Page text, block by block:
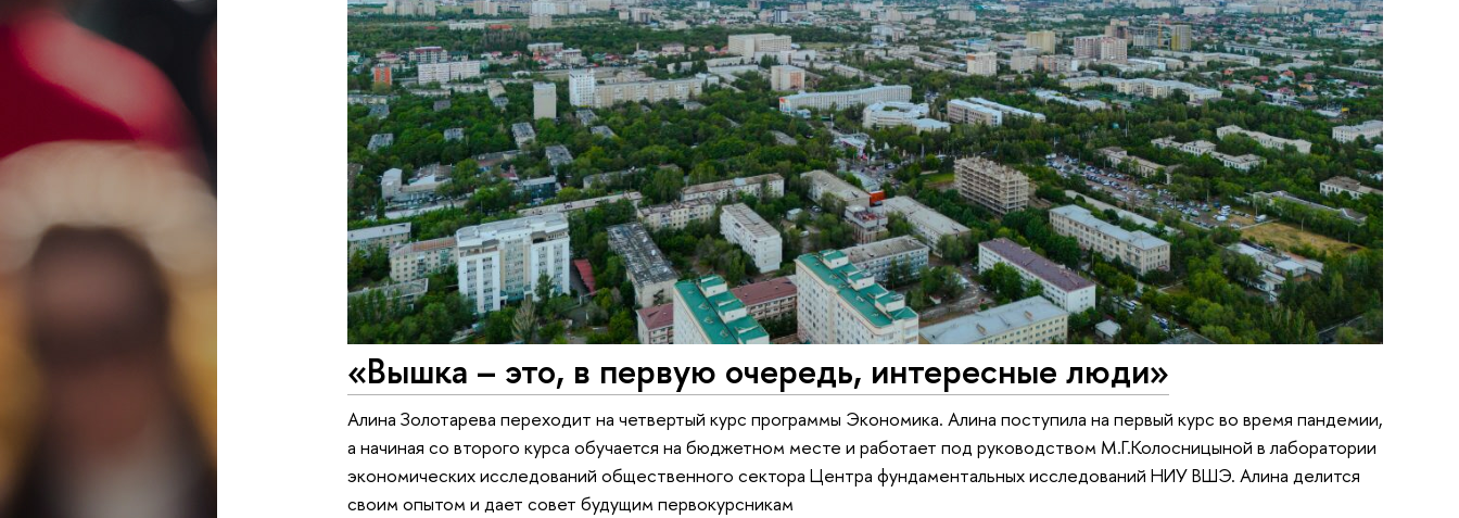
«Вышка – это, в первую очередь, интересные люди»
Алина Золотарева переходит на четвертый курс программы Экономика. Алина поступила на первый курс во время пандемии,
а начиная со второго курса обучается на бюджетном месте и работает под руководством М.Г.Колосницыной в лаборатории
экономических исследований общественного сектора Центра фундаментальных исследований НИУ ВШЭ. Алина делится
своим опытом и дает совет будущим первокурсникам